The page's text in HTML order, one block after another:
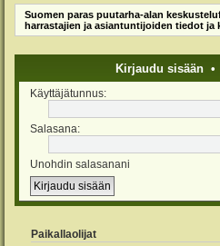
Suomen paras puutarha-alan
harrastajien ja asiantuntijoiden tiedot ja
Kirjaudu sisään•
Käyttäjätunnus:
Salasana:
Unohdin salasanani
Paikallaolijat